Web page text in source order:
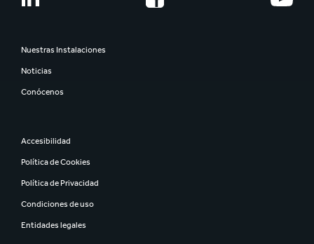
Nuestras Instalaciones
Noticias
Conócenos
Accesibilidad
Política de Cookies
Política de Privacidad
Condiciones de uso
Entidades legales